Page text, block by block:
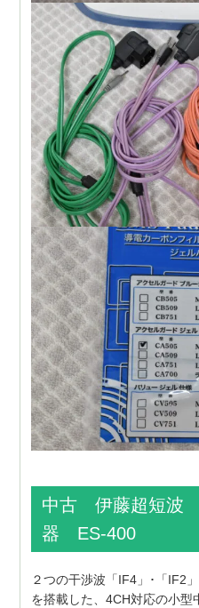
中古 伊藤超短波
器 ES-400
２つの干渉波「IF4」･「IF2
を搭載した、4CH対応の小型